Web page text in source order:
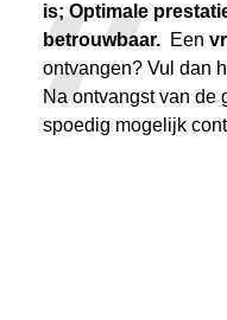
is; Optimale
betrouwbaar. Een
ontvangen? Vul dan
Na ontvangst van de
spoedig mogelijk